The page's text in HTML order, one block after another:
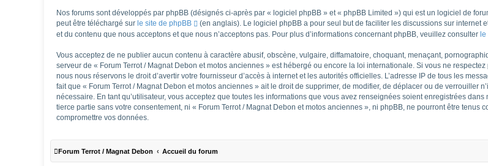
Nos forums sont développés par phpBB (désignés ci-après par « logiciel phpBB » et « phpBB Limited ») qui est un logiciel de
peut être téléchargé sur le site de phpBB
(en anglais). Le logiciel phpBB a pour seul but de faciliter les discussions sur
et du contenu que nous acceptons et que nous n’acceptons pas. Pour plus d’informations concernant phpBB, veuillez consulter le
Vous acceptez de ne publier aucun contenu à caractère abusif, obscène, vulgaire, diffamatoire, choquant, menaçant,
serveur de « Forum Terrot / Magnat Debon et motos anciennes » est hébergé ou encore la loi internationale. Si vous ne
nous nous réservons le droit d’avertir votre fournisseur d’accès à internet et les autorités officielles. L’adresse IP de tous les
fait que « Forum Terrot / Magnat Debon et motos anciennes » ait le droit de supprimer, de modifier, de déplacer ou de verrouiller
nécessaire. En tant qu’utilisateur, vous acceptez que toutes les informations que vous avez renseignées soient enregistrées
tierce partie sans votre consentement, ni « Forum Terrot / Magnat Debon et motos anciennes », ni phpBB, ne pourront être
compromettre vos données.
Forum Terrot / Magnat Debon Accueil du forum